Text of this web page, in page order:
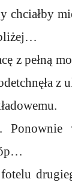
chciałby
bliżej…
z pełną
z
Ponownie